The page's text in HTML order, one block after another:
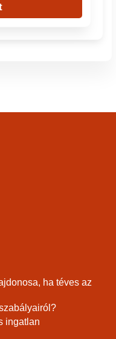
ha téves az
ingatlan